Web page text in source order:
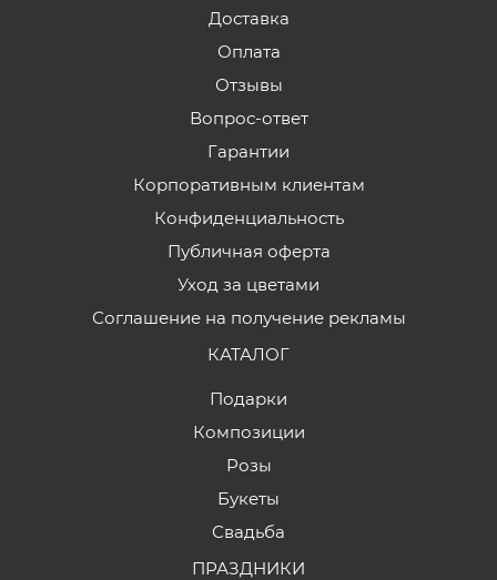
Доставка
Оплата
Отзывы
Вопрос-ответ
Гарантии
Корпоративным клиентам
Конфиденциальность
Публичная оферта
Уход за цветами
Соглашение на получение рекламы
КАТАЛОГ
Подарки
Композиции
Розы
Букеты
Свадьба
ПРАЗДНИКИ